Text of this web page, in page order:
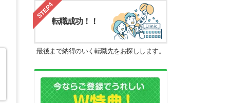
STEP4
転職成功！！
最後まで納得のいく転職先をお探しします。